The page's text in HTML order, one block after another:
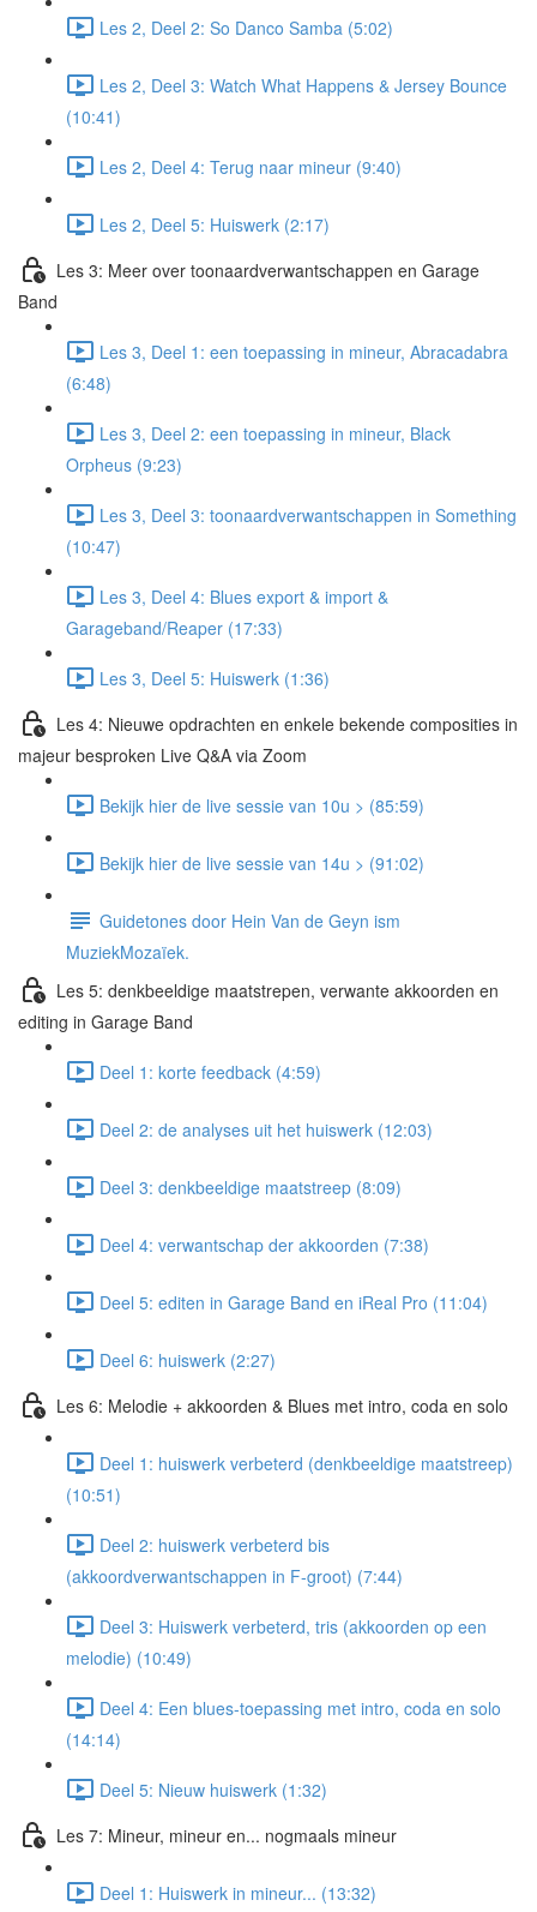
Les 2, Deel 2: So Danco Samba (5:02)
Les 2, Deel 3: Watch What Happens & Jersey Bounce
(10:41)
Les 2, Deel 4: Terug naar mineur (9:40)
Les 2, Deel 5: Huiswerk (2:17)
Les 3: Meer over toonaardverwantschappen en Garage
Band
Les 3, Deel 1: een toepassing in mineur, Abracadabra
(6:48)
Les 3, Deel 2: een toepassing in mineur, Black
Orpheus (9:23)
Les 3, Deel 3: toonaardverwantschappen in Something
(10:47)
Les 3, Deel 4: Blues export & import &
Garageband/Reaper (17:33)
Les 3, Deel 5: Huiswerk (1:36)
Les 4: Nieuwe opdrachten en enkele bekende composities in
majeur besproken Live Q&A via Zoom
Bekijk hier de live sessie van 10u > (85:59)
Bekijk hier de live sessie van 14u > (91:02)
Guidetones door Hein Van de Geyn ism
MuziekMozaïek.
Les 5: denkbeeldige maatstrepen, verwante akkoorden en
editing in Garage Band
Deel 1: korte feedback (4:59)
Deel 2: de analyses uit het huiswerk (12:03)
Deel 3: denkbeeldige maatstreep (8:09)
Deel 4: verwantschap der akkoorden (7:38)
Deel 5: editen in Garage Band en iReal Pro (11:04)
Deel 6: huiswerk (2:27)
Les 6: Melodie + akkoorden & Blues met intro, coda en solo
Deel 1: huiswerk verbeterd (denkbeeldige maatstreep)
(10:51)
Deel 2: huiswerk verbeterd bis
(akkoordverwantschappen in F-groot) (7:44)
Deel 3: Huiswerk verbeterd, tris (akkoorden op een
melodie) (10:49)
Deel 4: Een blues-toepassing met intro, coda en solo
(14:14)
Deel 5: Nieuw huiswerk (1:32)
Les 7: Mineur, mineur en... nogmaals mineur
Deel 1: Huiswerk in mineur... (13:32)